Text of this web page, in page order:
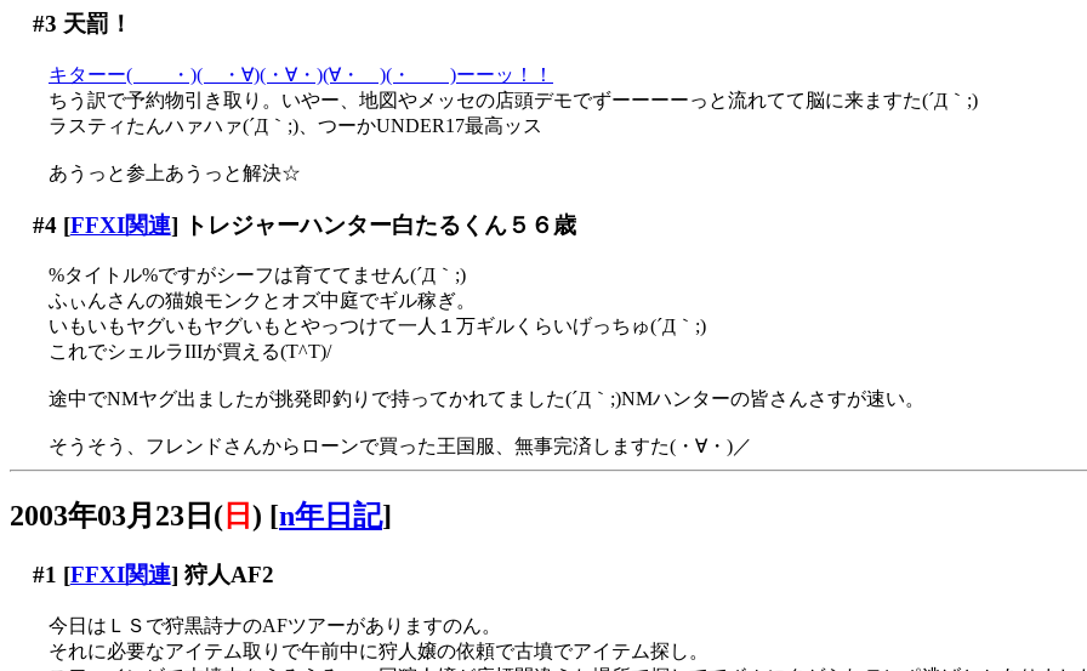
#3 天罰！
キターー( ・)( ・∀)(・∀・)(∀・ )(・ )ーーッ！！
ちう訳で予約物引き取り。いやー、地図やメッセの店頭デモでずーーーーっと流れてて脳に来ますた(´Д｀;)
ラスティたんハァハァ(´Д｀;)、つーかUNDER17最高ッス
あうっと参上あうっと解決☆
#4[FFXI関連] トレジャーハンター白たるくん５６歳
%タイトル%ですがシーフは育ててません(´Д｀;)
ふぃんさんの猫娘モンクとオズ中庭でギル稼ぎ。
いもいもヤグいもヤグいもとやっつけて一人１万ギルくらいげっちゅ(´Д｀;)
これでシェルラIIIが買える(T^T)/
途中でNMヤグ出ましたが挑発即釣りで持ってかれてました(´Д｀;)NMハンターの皆さんさすが速い。
そうそう、フレンドさんからローンで買った王国服、無事完済しますた(・∀・)／
2003年03月23日( 日 ) [n年日記]
#1 [FFXI関連] 狩人AF2
今日はＬＳで狩黒詩ナのAFツアーがありますのん。
それに必要なアイテム取りで午前中に狩人嬢の依頼で古墳でアイテム探し。